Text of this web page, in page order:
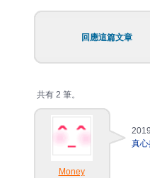
回應這篇文章
共有 2 筆。
Money
真